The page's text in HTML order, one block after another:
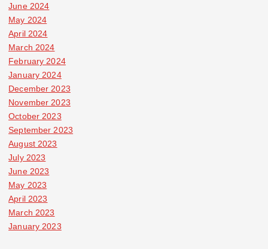
June 2024
May 2024
April 2024
March 2024
February 2024
January 2024
December 2023
November 2023
October 2023
September 2023
August 2023
July 2023
June 2023
May 2023
April 2023
March 2023
January 2023